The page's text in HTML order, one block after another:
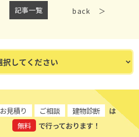
記事一覧 back
お見積り ご相談 建物診断
は
無料
で行っております！